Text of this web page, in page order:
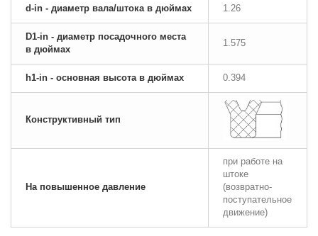
d-in - диаметр вала/штока в дюймах 1.26
D1-in - диаметр посадочного места
в дюймах
1.575
h1-in - основная высота в дюймах 0.394
Конструктивный тип
На повышенное давление
при работе на
штоке
(возвратно-
поступательное
движение)